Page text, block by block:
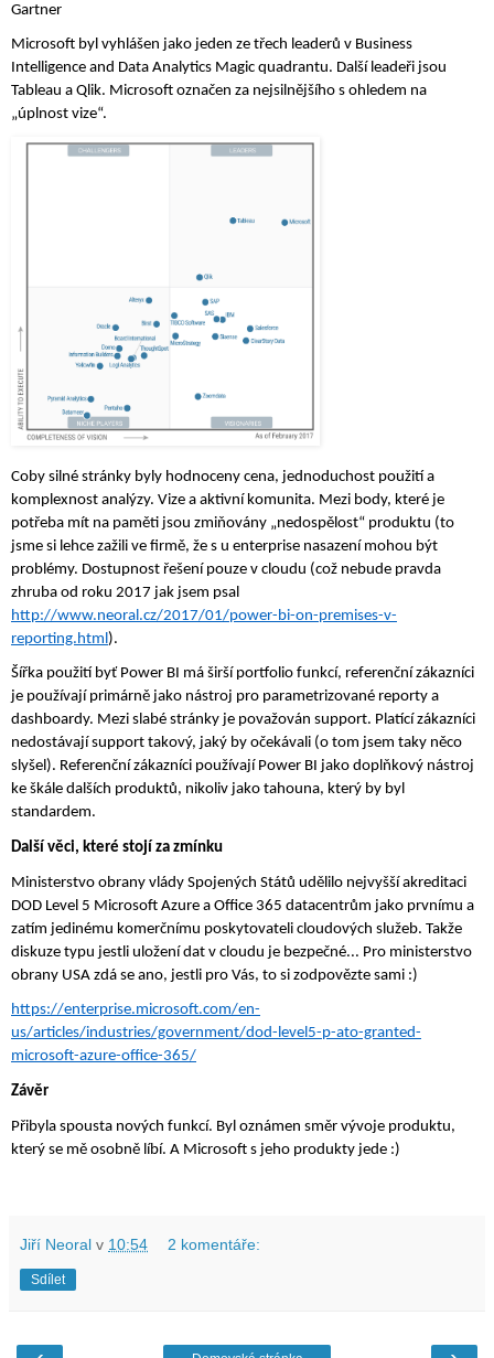
Gartner
Microsoft byl vyhlášen jako jeden ze třech leaderů v Business
Intelligence and Data Analytics Magic quadrantu. Další leadeři jsou
Tableau a Qlik. Microsoft označen za nejsilnějšího s ohledem na
„úplnost vize“.
Coby silné stránky byly hodnoceny cena, jednoduchost použití a
komplexnost analýzy. Vize a aktivní komunita. Mezi body, které je
potřeba mít na paměti jsou zmiňovány „nedospělost“ produktu (to
jsme si lehce zažili ve firmě, že s u enterprise nasazení mohou být
problémy. Dostupnost řešení pouze v cloudu (což nebude pravda
http://www.neoral.cz/2017/01/power-bi-on-premises-v-
reporting.html ).
Šířka použití byť Power BI má širší portfolio funkcí, referenční zákazníci
je používají primárně jako nástroj pro parametrizované reporty a
dashboardy. Mezi slabé stránky je považován support. Platící zákazníci
nedostávají support takový, jaký by očekávali (o tom jsem taky něco
slyšel). Referenční zákazníci používají Power BI jako doplňkový nástroj
ke škále dalších produktů, nikoliv jako tahouna, který by byl
standardem.
Další věci, které stojí za zmínku
Ministerstvo obrany vlády Spojených Států udělilo nejvyšší akreditaci
DOD Level 5 Microsoft Azure a Office 365 datacentrům jako prvnímu a
zatím jedinému komerčnímu poskytovateli cloudových služeb. Takže
diskuze typu jestli uložení dat v cloudu je bezpečné... Pro ministerstvo
obrany USA zdá se ano, jestli pro Vás, to si zodpovězte sami :)
https://enterprise.microsoft.com/en-
us/articles/industries/government/dod-level5-p-ato-granted-
microsoft-azure-office-365/
Závěr
Přibyla spousta nových funkcí. Byl oznámen směr vývoje produktu,
který se mě osobně líbí. A Microsoft s jeho produkty jede :)
Jiří Neoral v 10:54 2 komentáře:
Sdílet